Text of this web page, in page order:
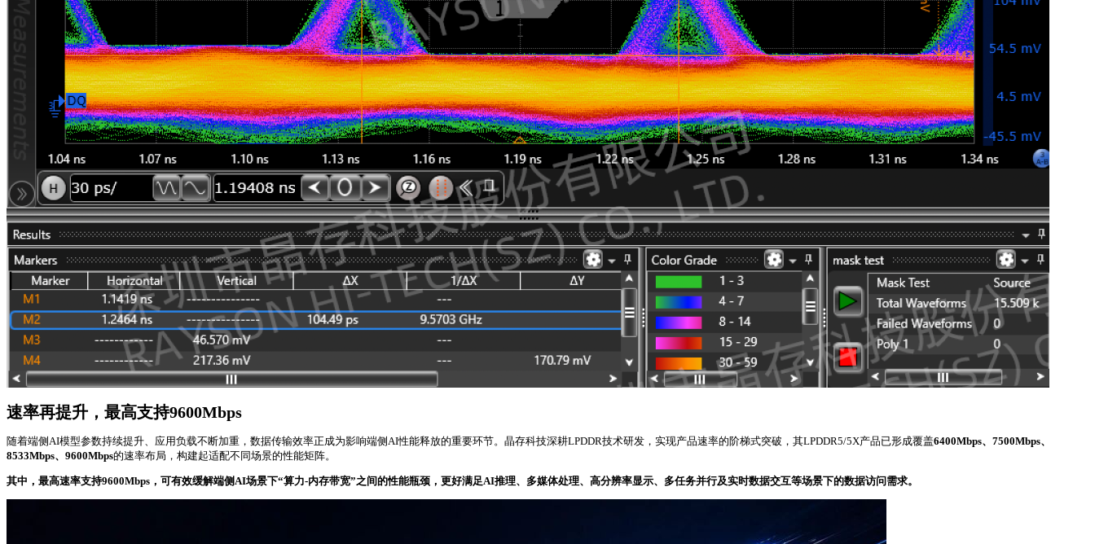
速率再提升，最高支持9600Mbps
随着端侧AI模型参数持续提升、应用负载不断加重，数据传输效率正成为影响端侧AI性能释放的重要环节。晶存科技深耕LPDDR技术研发，实现产品速率的阶梯式突破，其LPDDR5/5X产品已形成覆盖6400Mbps、7500Mbps、
8533Mbps、9600Mbps的速率布局，构建起适配不同场景的性能矩阵。
其中，最高速率支持9600Mbps，可有效缓解端侧AI场景下“算力-内存带宽”之间的性能瓶颈，更好满足AI推理、多媒体处理、高分辨率显示、多任务并行及实时数据交互等场景下的数据访问需求。